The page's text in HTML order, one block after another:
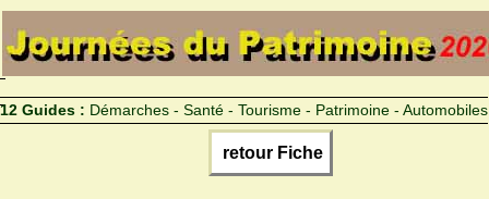
12 Guides : Démarches - Santé - Tourisme - Patrimoine - Automobiles
retour Fiche